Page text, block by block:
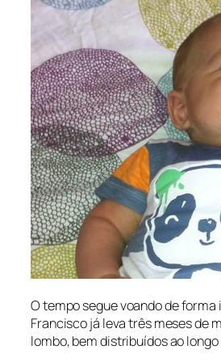
O tempo segue voando de forma
Francisco já leva três meses de
lombo, bem distribuídos ao longo